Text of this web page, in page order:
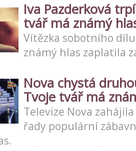
Iva Pazderková
tvář má známý
Vítězka sobotního
známý hlas zaplatila
Nova chystá
Tvoje tvář má
Televize Nova
řady populární